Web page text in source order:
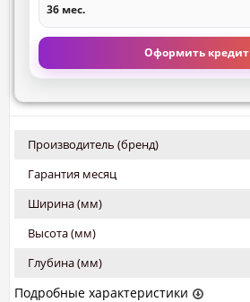
36 мес.
Оформить кредит
Производитель (бренд)
Гарантия месяц
Ширина (мм)
Высота (мм)
Глубина (мм)
Подробные характеристики